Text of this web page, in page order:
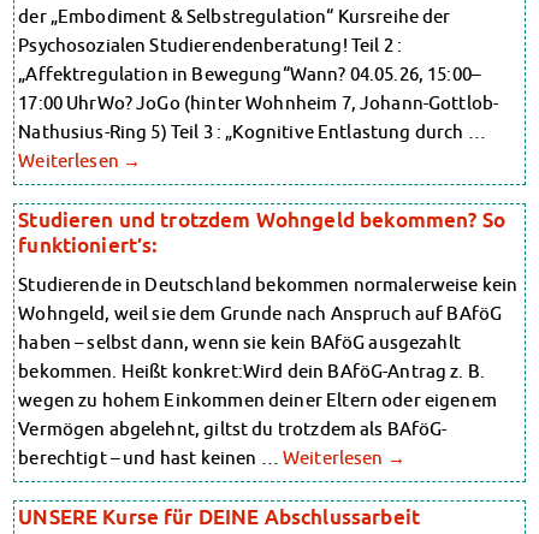
der „Embodiment & Selbstregulation“ Kursreihe der
Psychosozialen Studierendenberatung! Teil 2 :
„Affektregulation in Bewegung“Wann? 04.05.26, 15:00–
17:00 UhrWo? JoGo (hinter Wohnheim 7, Johann-Gottlob-
Nathusius-Ring 5) Teil 3 : „Kognitive Entlastung durch …
Weiterlesen →
Studieren und trotzdem Wohngeld bekommen? So
funktioniert’s:
Studierende in Deutschland bekommen normalerweise kein
Wohngeld, weil sie dem Grunde nach Anspruch auf BAföG
haben – selbst dann, wenn sie kein BAföG ausgezahlt
bekommen. Heißt konkret:Wird dein BAföG-Antrag z. B.
wegen zu hohem Einkommen deiner Eltern oder eigenem
Vermögen abgelehnt, giltst du trotzdem als BAföG-
berechtigt – und hast keinen … Weiterlesen →
UNSERE Kurse für DEINE Abschlussarbeit